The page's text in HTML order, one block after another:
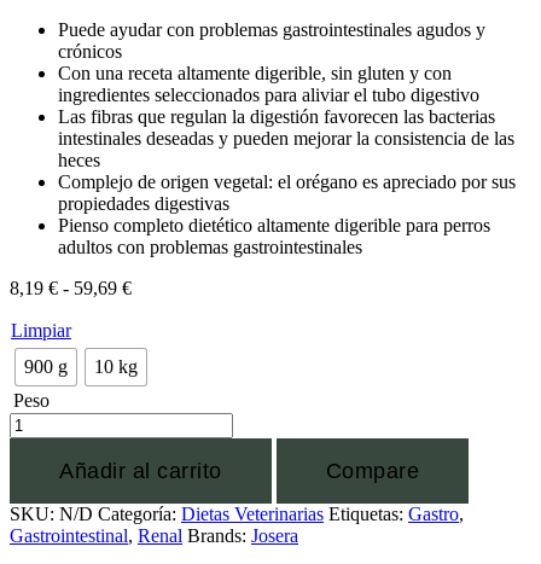
Puede ayudar con problemas gastrointestinales agudos y
crónicos
Con una receta altamente digerible, sin gluten y con
ingredientes seleccionados para aliviar el tubo digestivo
Las fibras que regulan la digestión favorecen las bacterias
intestinales deseadas y pueden mejorar la consistencia de las
heces
Complejo de origen vegetal: el orégano es apreciado por sus
propiedades digestivas
Pienso completo dietético altamente digerible para perros
adultos con problemas gastrointestinales
8,19 € - 59,69 €
Limpiar
900 g
10 kg
Peso
Añadir al carrito Compare
SKU: N/D Categoría: Dietas Veterinarias Etiquetas: Gastro,
Gastrointestinal, Renal Brands: Josera